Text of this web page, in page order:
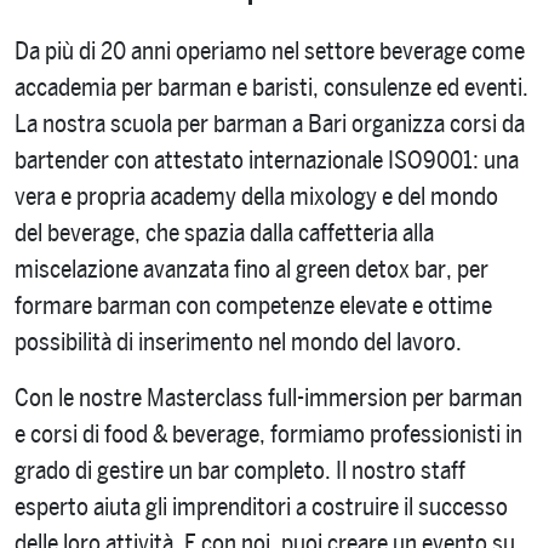
Da più di 20 anni operiamo nel settore beverage come
accademia per barman e baristi, consulenze ed eventi.
La nostra scuola per barman a Bari organizza corsi da
bartender con attestato internazionale ISO9001: una
vera e propria academy della mixology e del mondo
del beverage, che spazia dalla caffetteria alla
miscelazione avanzata fino al green detox bar, per
formare barman con competenze elevate e ottime
possibilità di inserimento nel mondo del lavoro.
Con le nostre Masterclass full-immersion per barman
e corsi di food & beverage, formiamo professionisti in
grado di gestire un bar completo. Il nostro staff
esperto aiuta gli imprenditori a costruire il successo
delle loro attività. E con noi, puoi creare un evento su